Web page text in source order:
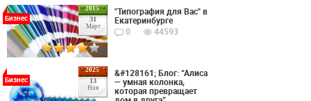
2015
31
Март
Бизнес
"Типография для Вас" в
Екатеринбурге
0
44593
2025
13
Ноя
Бизнес
&#128161; Блог: “Алиса
— умная колонка,
которая превращает